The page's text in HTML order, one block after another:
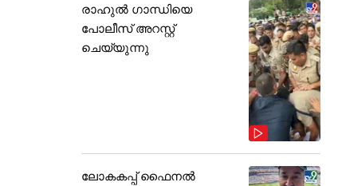
രാഹുൽ ഗാന്ധിയെ
പോലീസ് അറസ്റ്റ്
ചെയ്യുന്നു
ലോകകപ്പ് ഫൈനൽ